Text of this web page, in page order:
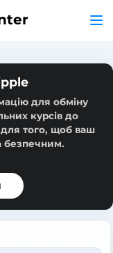
для обміну
курсів до
для того, щоб ваш
безпечним.